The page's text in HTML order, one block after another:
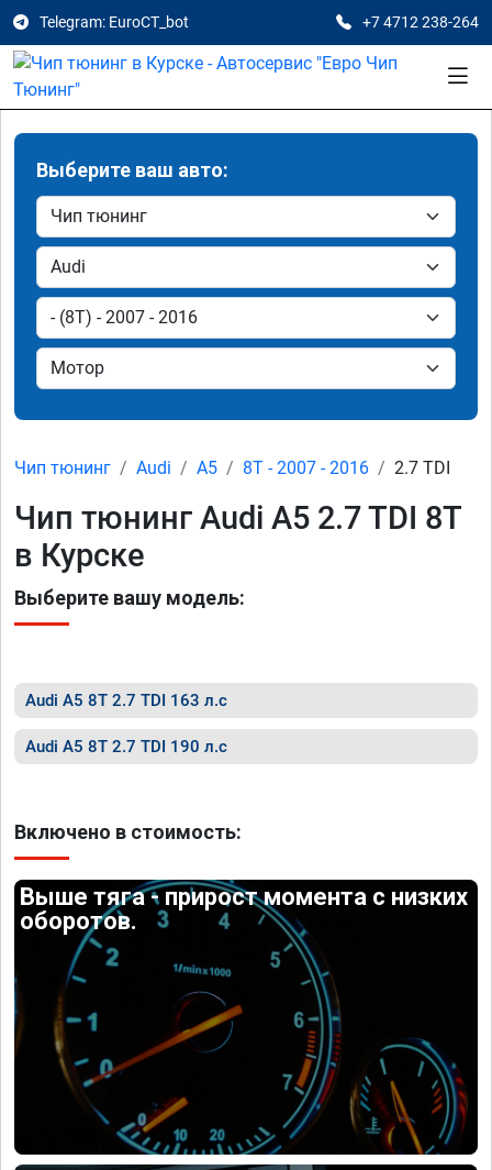
Telegram: EuroCT_bot +7 4712 238-264
Выберите ваш авто:
Чип тюнинг Audi A5 8T - 2007 - 2016 2.7 TDI
Чип тюнинг Audi A5 2.7 TDI 8T
в Курске
Выберите вашу модель:
Audi A5 8T 2.7 TDI 163 л.с
Audi A5 8T 2.7 TDI 190 л.с
Включено в стоимость:
Выше тяга - прирост момента с низких
оборотов.